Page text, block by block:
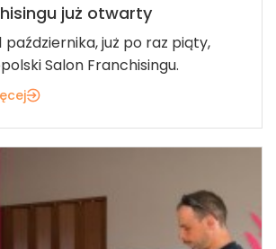
już otwarty
października, już po raz piąty,
Salon Franchisingu.